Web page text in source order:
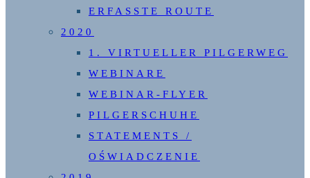
ERFASSTE ROUTE
2020
1. VIRTUELLER PILGERWEG
WEBINARE
WEBINAR-FLYER
PILGERSCHUHE
STATEMENTS /
OŚWIADCZENIE